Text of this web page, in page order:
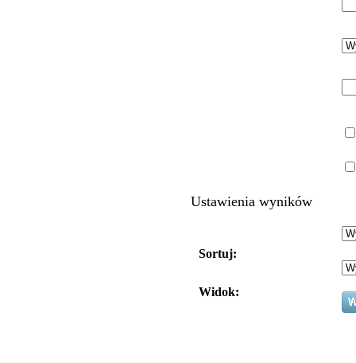
Ustawienia wyników
Sortuj:
Widok: